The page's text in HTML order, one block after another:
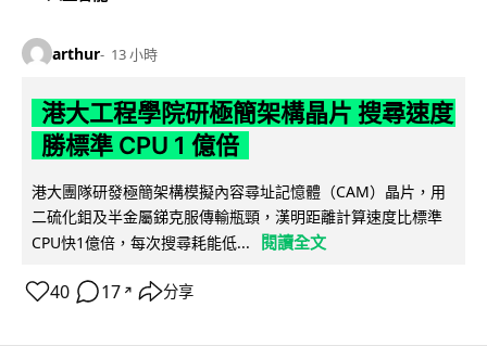
arthur 13 小時
港大工程學院研極簡架構晶片 搜尋速度
勝標準 CPU 1 億倍
港大團隊研發極簡架構模擬內容尋址記憶體（CAM）晶片，用
二硫化鉬及半金屬銻克服傳輸瓶頸，漢明距離計算速度比標準
CPU快1億倍，每次搜尋耗能低...
閱讀全文
40 17 ↗ 分享